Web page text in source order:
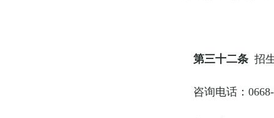
第三十二条 招
咨询电话：